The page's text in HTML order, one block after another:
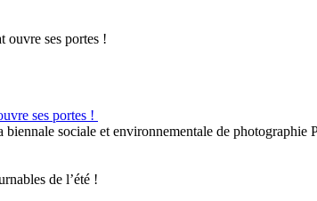
ses portes !
sociale et environnementale de photographie